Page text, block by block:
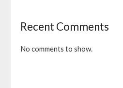
Recent Comments
No comments to show.